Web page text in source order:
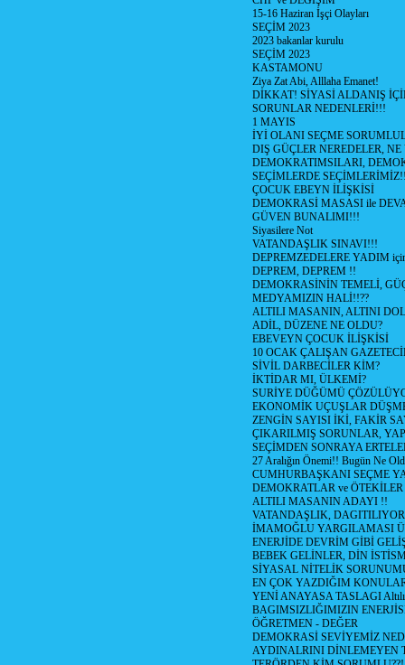
15-16 Haziran İşçi Olayları
SEÇİM 2023
2023 bakanlar kurulu
SEÇİM 2023
KASTAMONU
Ziya Zat Abi, Alllaha Emanet!
DİKKAT! SİYASİ ALDANIŞ
SORUNLAR NEDENLERİ!!!
1 MAYIS
İYİ OLANI SEÇME
DIŞ GÜÇLER NEREDELER,
DEMOKRATIMSILARI,
SEÇİMLERDE
ÇOCUK EBEYN İLİŞKİSİ
DEMOKRASİ MASASI ile
GÜVEN BUNALIMI!!!
Siyasilere Not
VATANDAŞLIK SINAVI!!!
DEPREMZEDELERE YADIM
DEPREM, DEPREM !!
DEMOKRASİNİN TEMELİ,
MEDYAMIZIN HALİ!!??
ALTILI MASANIN, ALTINI
ADİL, DÜZENE NE OLDU?
EBEVEYN ÇOCUK İLİŞKİSİ
10 OCAK ÇALIŞAN
SİVİL DARBECİLER KİM?
İKTİDAR MI, ÜLKEMİ?
SURİYE DÜĞÜMÜ
EKONOMİK UÇUŞLAR
ZENGİN SAYISI İKİ, FAKİR
ÇIKARILMIŞ SORUNLAR,
SEÇİMDEN SONRAYA
27 Aralığın Önemi!! Bugün Ne
CUMHURBAŞKANI SEÇME
DEMOKRATLAR ve ÖTEKİLER
ALTILI MASANIN ADAYI !!
VATANDAŞLIK,
İMAMOĞLU YARGILAMASI
ENERJİDE DEVRİM GİBİ
BEBEK GELİNLER, DİN
SİYASAL NİTELİK
EN ÇOK YAZDIĞIM
YENİ ANAYASA TASLAGI Altılı
BAGIMSIZLIĞIMIZIN
ÖĞRETMEN - DEĞER
DEMOKRASİ SEVİYEMİZ
AYDINALRINI DİNLEMEYEN